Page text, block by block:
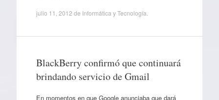
julio 11, 2012 de Informática y Tecnología
BlackBerry confirmó que continuará
brindando servicio de Gmail
En momentos en que Google anunciaba que dará